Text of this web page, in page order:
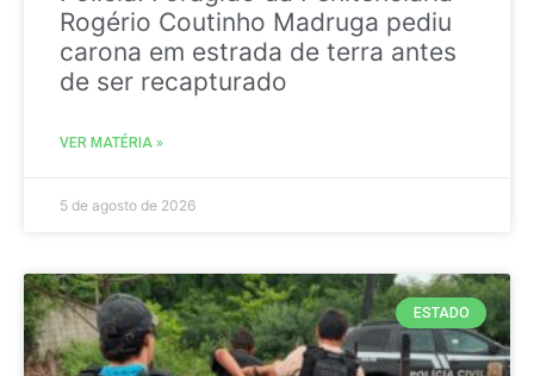
Rogério Coutinho Madruga pediu
carona em estrada de terra antes
de ser recapturado
VER MATÉRIA »
5 de agosto de 2026
ESTADO